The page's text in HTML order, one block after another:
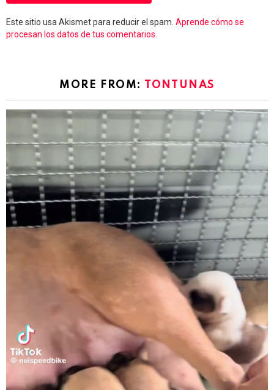
Este sitio usa Akismet para reducir el spam. Aprende cómo se
procesan los datos de tus comentarios.
MORE FROM: TONTUNAS